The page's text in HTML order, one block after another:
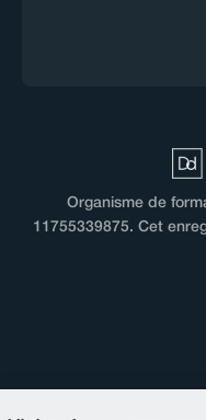
Organisme de
11755339875. Cet